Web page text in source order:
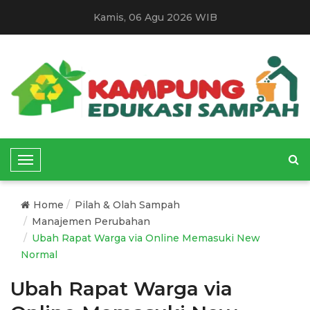
Kamis, 06 Agu 2026 WIB
T
o
g
N
a
v
Home
Pilah & Olah Sampah
Manajemen Perubahan
Ubah Rapat Warga via Online Memasuki New
Normal
Ubah Rapat Warga via